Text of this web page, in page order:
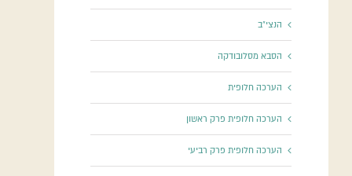
הנצי"ב
הסבא מסלובודקה
הערכה חלופית
הערכה חלופית פרק ראשון
הערכה חלופית פרק רביעי